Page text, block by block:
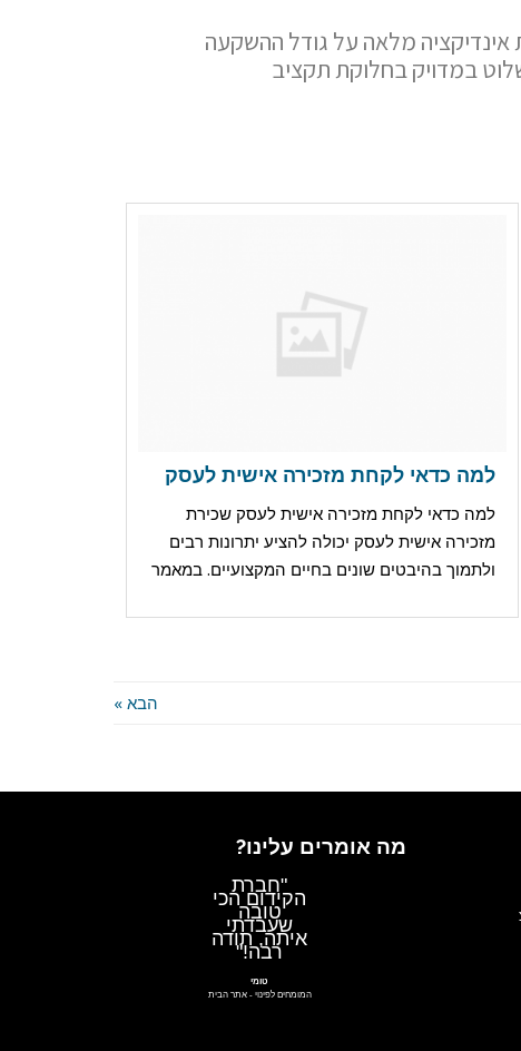
אינדיקציה מלאה על גודל ההשקעה
במדויק בחלוקת תקציב
למה כדאי לקחת מזכירה אישית לעסק
למה כדאי לקחת מזכירה אישית לעסק שכירת
מזכירה אישית לעסק יכולה להציע יתרונות רבים
ולתמוך בהיבטים שונים בחיים המקצועיים. במאמר
הבא »
מה אומרים עלינו?
"עם באנר
ישראל
מרגיש
שפגעתי, לא
רק מקדמים
מעולה אלה
גם נותנים
את השירות
הטוב
בישראל"